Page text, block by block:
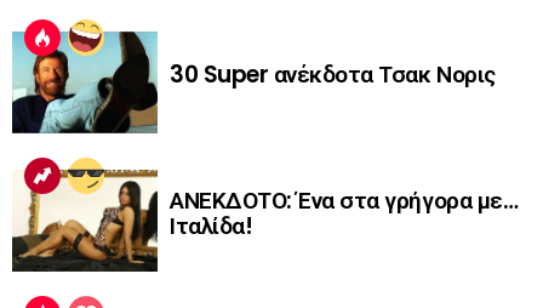
30 Super ανέκδοτα Τσακ Νορις
ΑΝΕΚΔΟΤΟ: Ένα στα γρήγορα με…
Ιταλίδα!